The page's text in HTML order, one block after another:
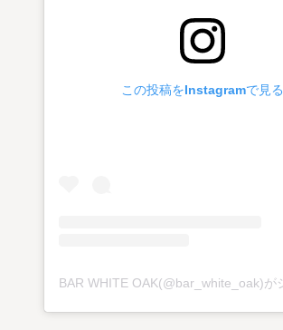
この投稿をInstagramで見る